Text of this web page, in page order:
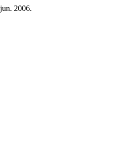
2006.